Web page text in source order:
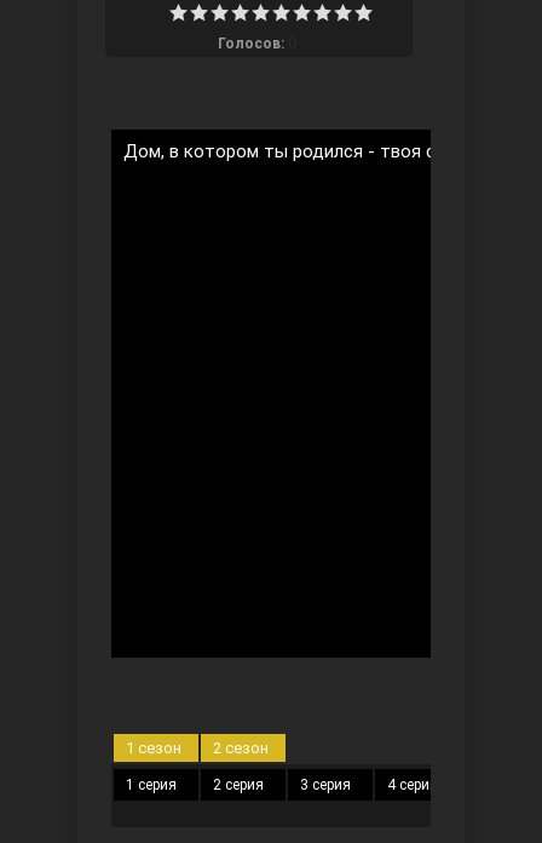
Голосов:
Дом, в котором ты родился - твоя судьба 2
1 сезон 2 сезон
1 серия 2 серия 3 серия 4 серия